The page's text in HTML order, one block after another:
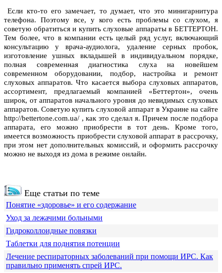
Если кто-то его замечает, то думает, что это минигарнитура
телефона. Поэтому все, у кого есть проблемы со слухом, я
советую обратиться и купить слуховые аппараты в БЕТТЕРТОН.
Тем более, что в компании есть целый ряд услуг, включающий
консультацию у врача-аудиолога, удаление серных пробок,
изготовление ушных вкладышей в индивидуальном порядке,
полная современная диагностика слуха на новейшем
современном оборудовании, подбор, настройка и ремонт
слуховых аппаратов. Что касается выбора слуховых аппаратов,
ассортимент, предлагаемый компанией «Беттертон», очень
широк, от аппаратов начального уровня до невидимых слуховых
аппаратов. Советую купить слуховой аппарат в Украине на сайте
http://bettertone.com.ua/ , как это сделал я. Причем после подбора
аппарата, его можно приобрести в тот день. Кроме того,
имеется возможность приобрести слуховой аппарат в рассрочку,
при этом нет дополнительных комиссий, и оформить рассрочку
можно не выходя из дома в режиме онлайн.
Еще статьи по теме
Понятие «здоровье» и его содержание
Уход за лежачими больными
Гидроколлоидные повязки
Таблетки для поднятия потенции
Лечение респираторных заболеваний при помощи ИРС. Как
правильно применять спрей ИРС.